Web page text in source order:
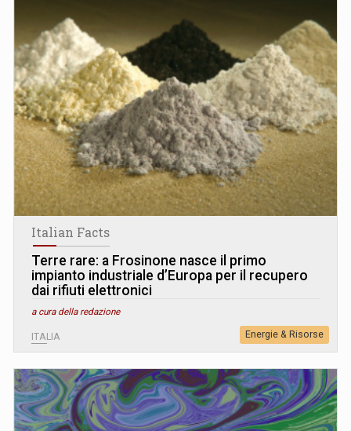
Italian Facts
Terre rare: a Frosinone nasce il primo
impianto industriale d’Europa per il recupero
dai rifiuti elettronici
a cura della redazione
ITALIA Energie & Risorse